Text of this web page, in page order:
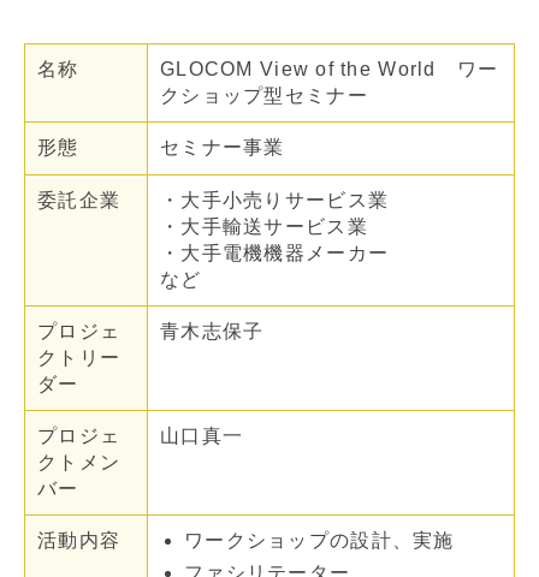
名称
GLOCOM View of the World ワー
クショップ型セミナー
形態 セミナー事業
委託企業
・大手小売りサービス業
・大手輸送サービス業
・大手電機機器メーカー
など
プロジェ
クトリー
ダー
青木志保子
プロジェ
クトメン
バー
山口真一
活動内容
ワークショップの設計、実施